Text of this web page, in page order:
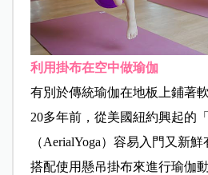
利用掛布在空中做瑜伽
有別於傳統瑜伽在地板上鋪著
20多年前，從美國紐約興起的
（AerialYoga）容易入門又新
搭配使用懸吊掛布來進行瑜伽